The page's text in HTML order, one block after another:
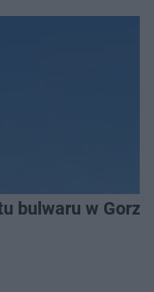
bulwaru w